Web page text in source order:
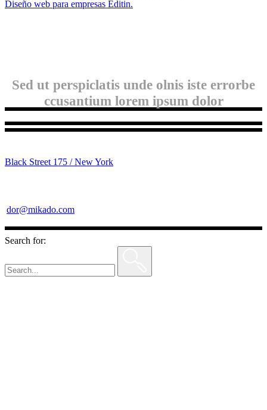
Diseño web para empresas Editin.
Sed ut perspiclatis unde olnis iste errorbe
ccusantium lorem ipsum dolor
Black Street 175 / New York
dor@mikado.com
Search for: